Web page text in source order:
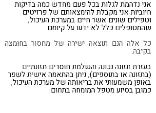
אני נדהמת לגלות בכל פעם מחדש כמה בדיקות
חיוביות אני מקבלת להימצאותם של פרזיטים
וטפילים שונים אשר חיים במערכת העיכול,
שהמטופלים כלל לא ידעו על קיומם.
כל אלה הנם תוצאה ישירה של מחסור בחומצה
בקיבה.
בעזרת תזונה נכונה והשלמת חוסרים תזונתיים
(בתזונה או בתוספים), ניתן בהתאמה אישית לשפר
באופן משמעותי את בריאותה של מערכת העיכול,
כמובן בסיוע מטפל המומחה בתחום.